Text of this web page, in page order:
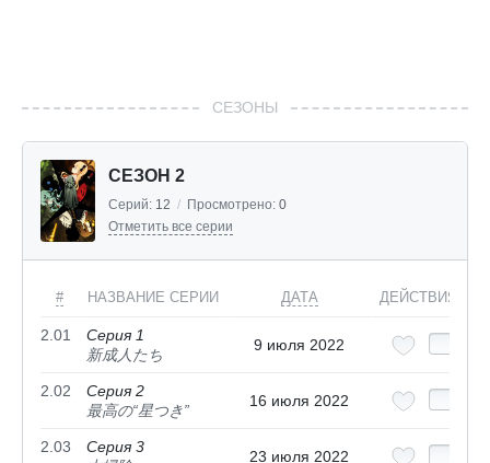
СЕЗОНЫ
СЕЗОН 2
Серий: 12 / Просмотрено: 0
Отметить все серии
# НАЗВАНИЕ СЕРИИ ДАТА ДЕЙСТВИЯ
2.01
Серия 1
新成人たち
9 июля 2022
2.02
Серия 2
最高の“星つき”
16 июля 2022
2.03
Серия 3
23 июля 2022